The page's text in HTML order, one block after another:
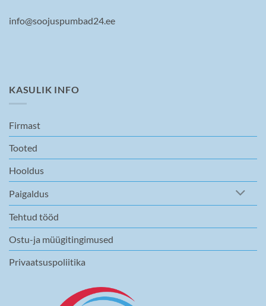
info@soojuspumbad24.ee
KASULIK INFO
Firmast
Tooted
Hooldus
Paigaldus
Tehtud tööd
Ostu-ja müügitingimused
Privaatsuspoliitika